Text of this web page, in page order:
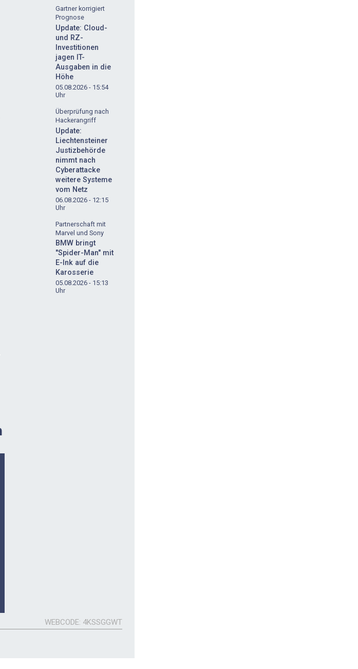
Gartner korrigiert
Prognose
Update: Cloud-
und RZ-
Investitionen
jagen IT-
Ausgaben in die
Höhe
05.08.2026 - 15:54
Uhr
Überprüfung nach
Hackerangriff
Update:
Liechtensteiner
Justizbehörde
nimmt nach
Cyberattacke
weitere Systeme
vom Netz
06.08.2026 - 12:15
Uhr
Partnerschaft mit
Marvel und Sony
BMW bringt
"Spider-Man" mit
E-Ink auf die
Karosserie
05.08.2026 - 15:13
Uhr
WEBCODE 4KSSGGWT